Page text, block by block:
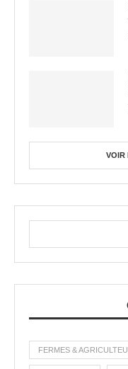
VOIR
FERMES &